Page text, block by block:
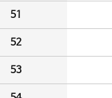
51
52
53